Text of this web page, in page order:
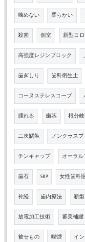
噛めない 柔らかい
殺菌 個室 新型コ
高強度レジンブロック
歯ぎしり 歯科衛生士
コーヌステレスコープ
腫れる 歯茎 根分
二次齲蝕 ノンクラスプ
チンキャップ オーラ
歯石 SRP 女性歯科
神経 歯内療法 新
放電加工技術 審美補綴
被せもの 喫煙 イ